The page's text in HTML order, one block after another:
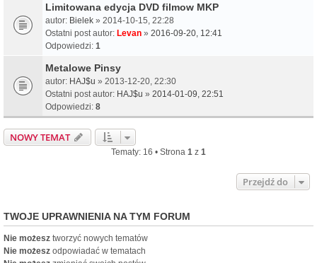
Limitowana edycja DVD filmow MKP
autor: Bielek » 2014-10-15, 22:28
Ostatni post autor: Levan » 2016-09-20, 12:41
Odpowiedzi: 1
Metalowe Pinsy
autor: HAJ$u » 2013-12-20, 22:30
Ostatni post autor: HAJ$u » 2014-01-09, 22:51
Odpowiedzi: 8
NOWY TEMAT
Tematy: 16 • Strona 1 z 1
Przejdź do
TWOJE UPRAWNIENIA NA TYM FORUM
Nie możesz tworzyć nowych tematów
Nie możesz odpowiadać w tematach